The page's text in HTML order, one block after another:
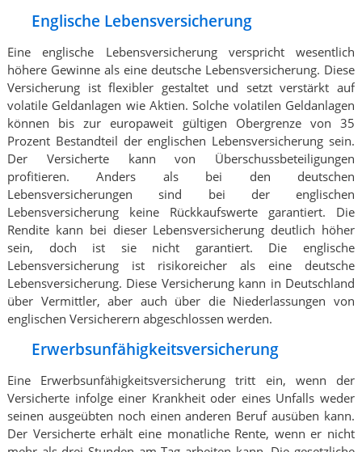
Englische Lebensversicherung
Eine englische Lebensversicherung verspricht wesentlich
höhere Gewinne als eine deutsche Lebensversicherung. Diese
Versicherung ist flexibler gestaltet und setzt verstärkt auf
volatile Geldanlagen wie Aktien. Solche volatilen Geldanlagen
können bis zur europaweit gültigen Obergrenze von 35
Prozent Bestandteil der englischen Lebensversicherung sein.
Der Versicherte kann von Überschussbeteiligungen
profitieren. Anders als bei den deutschen
Lebensversicherungen sind bei der englischen
Lebensversicherung keine Rückkaufswerte garantiert. Die
Rendite kann bei dieser Lebensversicherung deutlich höher
sein, doch ist sie nicht garantiert. Die englische
Lebensversicherung ist risikoreicher als eine deutsche
Lebensversicherung. Diese Versicherung kann in Deutschland
über Vermittler, aber auch über die Niederlassungen von
englischen Versicherern abgeschlossen werden.
Erwerbsunfähigkeitsversicherung
Eine Erwerbsunfähigkeitsversicherung tritt ein, wenn der
Versicherte infolge einer Krankheit oder eines Unfalls weder
seinen ausgeübten noch einen anderen Beruf ausüben kann.
Der Versicherte erhält eine monatliche Rente, wenn er nicht